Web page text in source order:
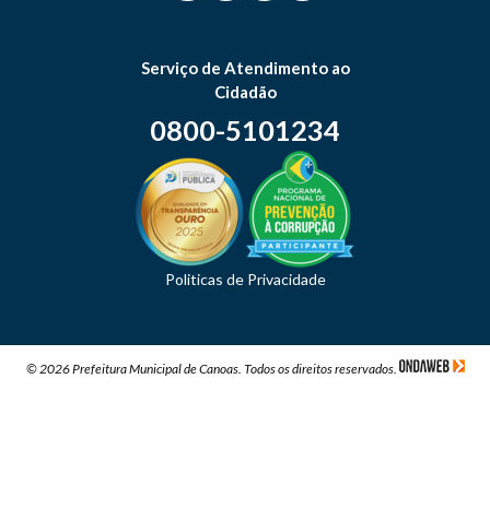
Serviço de Atendimento ao
Cidadão
0800-5101234
Politicas de Privacidade
© 2026 Prefeitura Municipal de Canoas. Todos os direitos reservados.